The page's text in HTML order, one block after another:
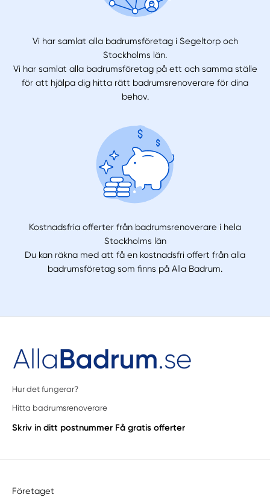
Vi har samlat alla badrumsföretag i Segeltorp och
Stockholms län.
Vi har samlat alla badrumsföretag på ett och samma ställe
för att hjälpa dig hitta rätt badrumsrenoverare för dina
behov.
Kostnadsfria offerter från badrumsrenoverare i hela
Stockholms län
Du kan räkna med att få en kostnadsfri offert från alla
badrumsföretag som finns på Alla Badrum.
Hur det fungerar?
Hitta badrumsrenoverare
Skriv in ditt postnummer Få gratis offerter
Företaget